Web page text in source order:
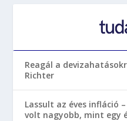
Reagál a
Richter
Lassult az éves infláció
volt nagyobb, mint egy